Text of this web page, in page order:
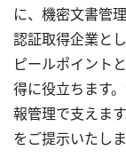
に、機密文書管
認証取得企業と
ピールポイント
得に役立ちます
報管理で支えま
をご提示いたしま